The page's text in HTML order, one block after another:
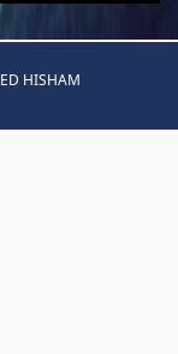
HISHAM